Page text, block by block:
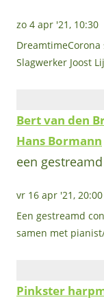
zo 4 apr '21, 10:30
Slagwerker Joost
Bert van den
Hans Bormann
een
vr 16 apr '21, 20:00
Een gestreamd
samen met
Pinkster